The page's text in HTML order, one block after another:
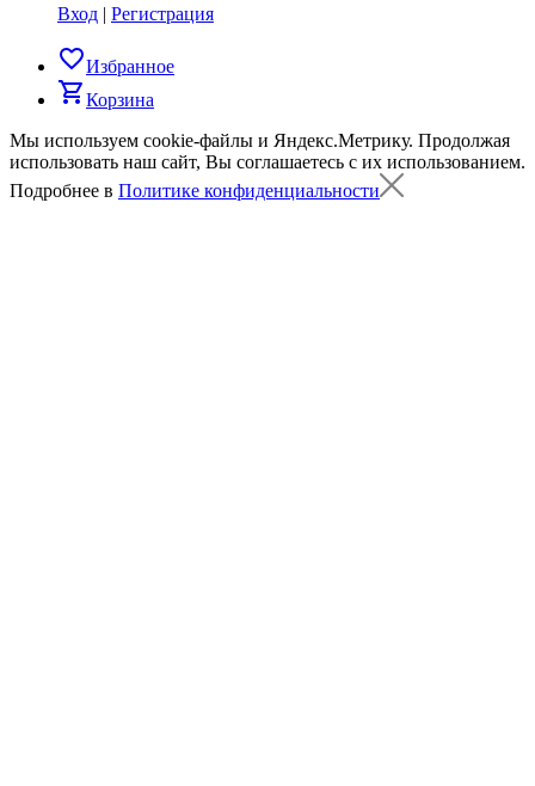
Вход | Регистрация
favorite_borderИзбранное
shopping_cartКорзина
Мы используем cookie-файлы и Яндекс.Метрику. Продолжая
использовать наш сайт, Вы соглашаетесь с их использованием.
Подробнее в Политике конфиденциальности